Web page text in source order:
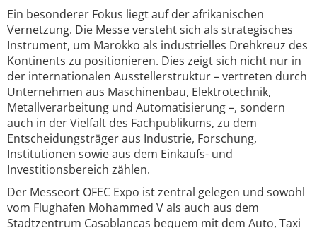
Ein besonderer Fokus liegt auf der afrikanischen
Vernetzung. Die Messe versteht sich als strategisches
Instrument, um Marokko als industrielles Drehkreuz des
Kontinents zu positionieren. Dies zeigt sich nicht nur in
der internationalen Ausstellerstruktur – vertreten durch
Unternehmen aus Maschinenbau, Elektrotechnik,
Metallverarbeitung und Automatisierung –, sondern
auch in der Vielfalt des Fachpublikums, zu dem
Entscheidungsträger aus Industrie, Forschung,
Institutionen sowie aus dem Einkaufs- und
Investitionsbereich zählen.
Der Messeort OFEC Expo ist zentral gelegen und sowohl
vom Flughafen Mohammed V als auch aus dem
Stadtzentrum Casablancas bequem mit dem Auto, Taxi